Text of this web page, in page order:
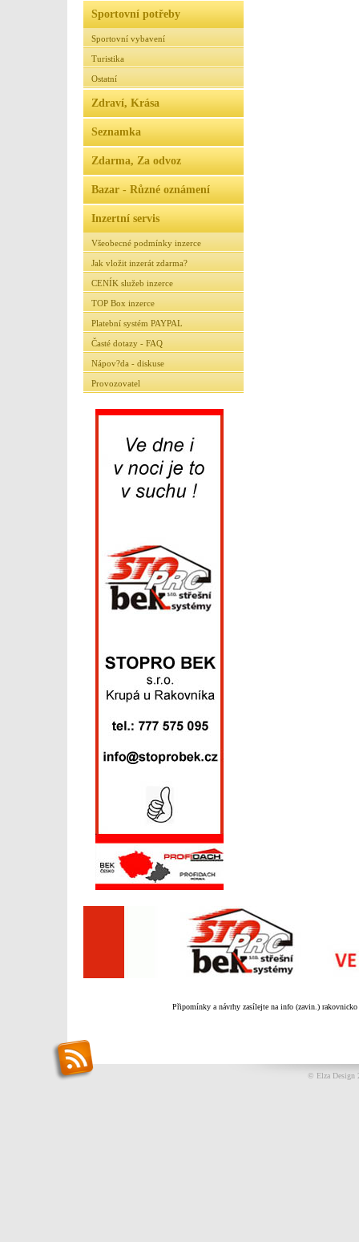
Sportovní potřeby
Sportovní vybavení
Turistika
Ostatní
Zdraví, Krása
Seznamka
Zdarma, Za odvoz
Bazar - Různé oznámení
Inzertní servis
Všeobecné podmínky inzerce
Jak vložit inzerát zdarma?
CENÍK služeb inzerce
TOP Box inzerce
Platební systém PAYPAL
Časté dotazy - FAQ
Nápov?da - diskuse
Provozovatel
Připomínky a návrhy zasílejte na info (zavin.) rakovnicko
© Elza Design